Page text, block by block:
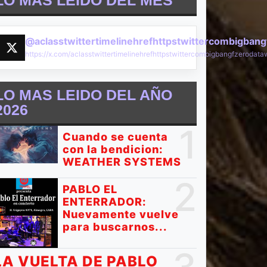
en
Cuando IV no
tiene nombre-
LED ZEPPELIN
https://x.com/
MAS LEIDO DEL AÑO
1
Cuando se cuenta
con la bendicion:
WEATHER SYSTEMS
PABLO EL
ENTERRADOR:
Nuevamente vuelve
para buscarnos...
VUELTA DE PABLO